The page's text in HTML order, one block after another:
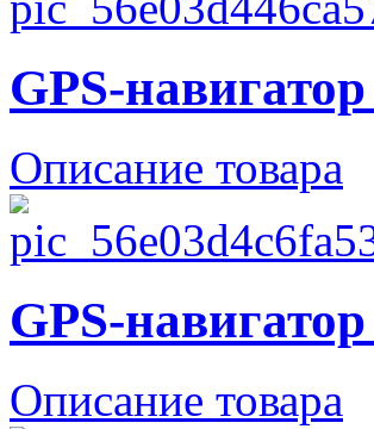
GPS-
Описание товара
GPS-
Описание товара